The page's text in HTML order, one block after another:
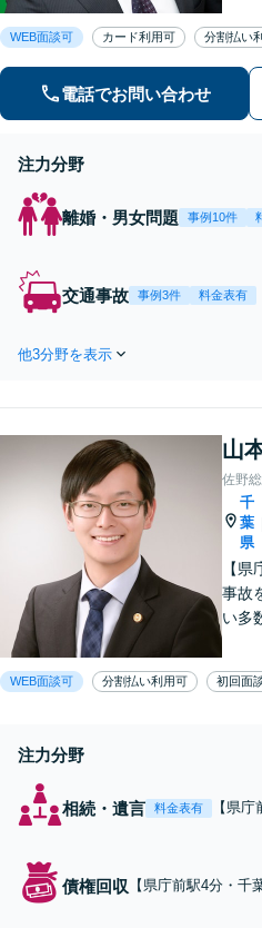
WEB面談可 カード利用可 分割払い
電話でお問い合わせ
注力分野
離婚・男女問題 事例10件
交通事故 事例3件 料金表有
他3分野を表示
山
佐野
千
葉
県
【
事故
い多
くだ
WEB面談可 分割払い利用可 初回面
注力分野
相続・遺言 料金表有
【県
ってお
ムーズ
債権回収 【県庁前駅4分・千